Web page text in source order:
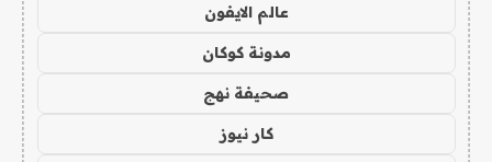
عالم الايفون
مدونة كوكان
صحيفة نهج
كار نيوز